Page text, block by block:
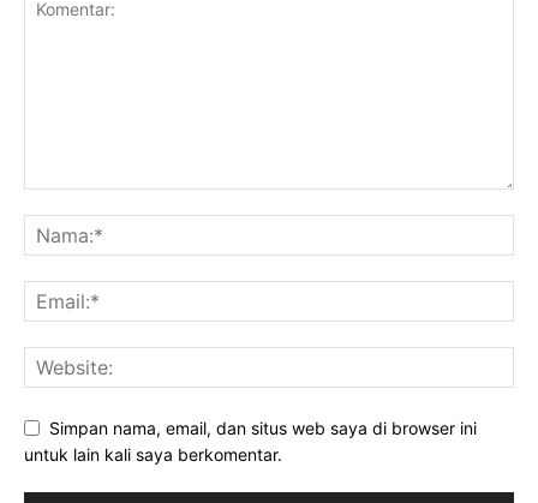
Simpan nama, email, dan situs web saya di browser ini
untuk lain kali saya berkomentar.